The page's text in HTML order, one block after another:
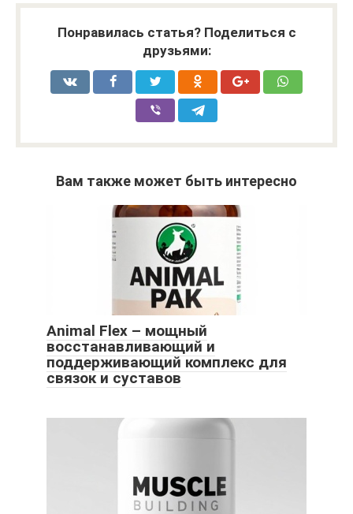
Понравилась статья? Поделиться с
друзьями:
Вам также может быть интересно
Animal Flex – мощный
восстанавливающий и
поддерживающий комплекс для
связок и суставов